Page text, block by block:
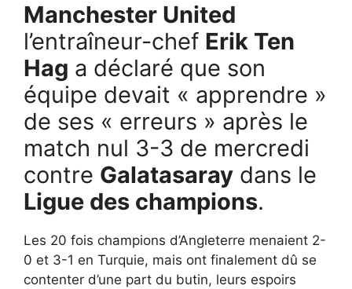
Manchester United
l’entraîneur-chef Erik Ten
Hag a déclaré que son
équipe devait « apprendre »
de ses « erreurs » après le
match nul 3-3 de mercredi
contre Galatasaray dans le
Ligue des champions.
Les 20 fois champions d’Angleterre menaient 2-
0 et 3-1 en Turquie, mais ont finalement dû se
contenter d’une part du butin, leurs espoirs